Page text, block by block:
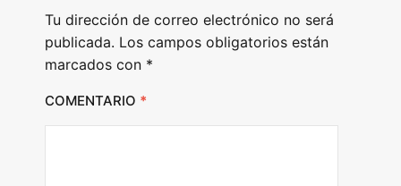
r
Tu dirección de correo electrónico no será
publicada. Los campos obligatorios están
marcados con *
COMENTARIO *